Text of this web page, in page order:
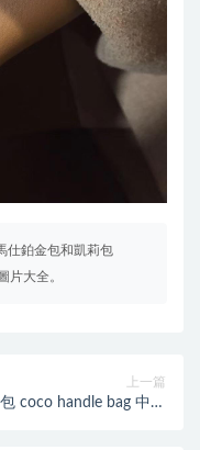
仕鉑金包和凱莉包
片大全。
上一篇
coco handle bag 中號